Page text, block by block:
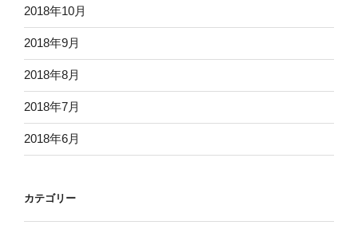
2018年10月
2018年9月
2018年8月
2018年7月
2018年6月
カテゴリー